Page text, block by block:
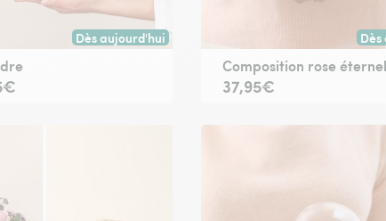
passée avant 17h) ou à la date de votre choix.
Dès aujourd'hui
Livraison dès aujourd'hui (pour toute commande
Composition rose
37,95€